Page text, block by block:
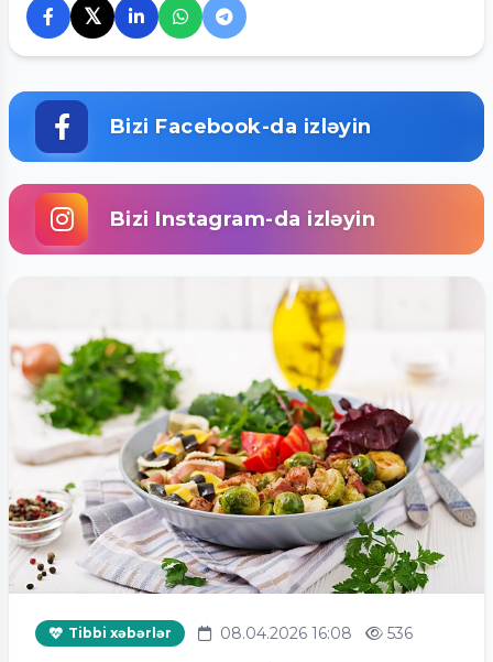
𝕏
Bizi Facebook-da izləyin
Bizi Instagram-da izləyin
Tibbi xəbərlər 08.04.2026 16:08 536